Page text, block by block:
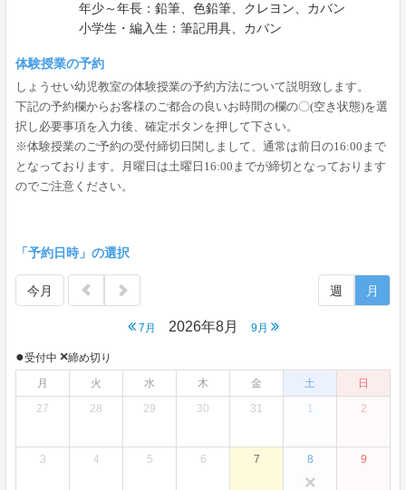
年少～年長：鉛筆、色鉛筆、クレヨン、カバン
小学生・編入生：筆記用具、カバン
体験授業の予約
しょうせい幼児教室の体験授業の予約方法について説明致します。
下記の予約欄からお客様のご都合の良いお時間の欄の〇(空き状態)を選
択し必要事項を入力後、確定ボタンを押して下さい。
※体験授業のご予約の受付締切日関しまして、通常は前日の16:00まで
となっております。月曜日は土曜日16:00までが締切となっております
のでご注意ください。
「予約日時」の選択
今月
7月 2026年8月 9月
週 月
●受付中 ×締め切り
月
火 水 木 金 土
日
27
28 29 30 31 1 2
3 4 5 6 7 8
×
9